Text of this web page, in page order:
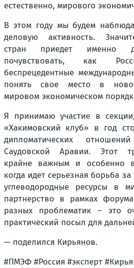
естественно, мирового
В этом году мы будем
деловую активность.
стран приедет именно
почувствовать, как
беспрецедентные
понять свое место в
мировом экономическом
Я принимаю участие в
«Хакимовский клуб» в год
дипломатических
Саудовской Аравии. Этот
крайне важным и особенно
когда идет серьезная борьба
углеводородные ресурсы в
партнерство в рамках
разных проблематик – это
практический посыл для
— поделился Кирьянов.
#ПМЭФ #Россия #эксперт